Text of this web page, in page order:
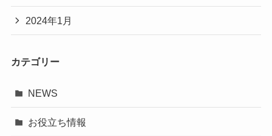
2024年1月
カテゴリー
NEWS
お役立ち情報